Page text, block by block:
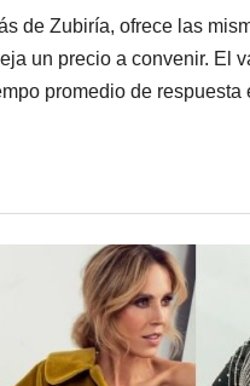
de Zubiría, ofrece las
un precio a convenir. El
promedio de respuesta